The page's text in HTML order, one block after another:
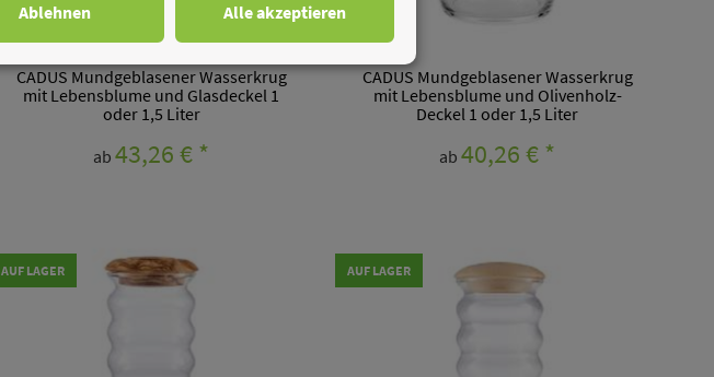
CADUS Mundgeblasener Wasserkrug
mit Lebensblume und Glasdeckel 1
oder 1,5 Liter
ab 43,26 €*
CADUS Mundgeblasener Wasserkrug
mit Lebensblume und Olivenholz-
Deckel 1 oder 1,5 Liter
ab 40,26 €*
AUF LAGER AUF LAGER
Ablehnen Alle akzeptieren